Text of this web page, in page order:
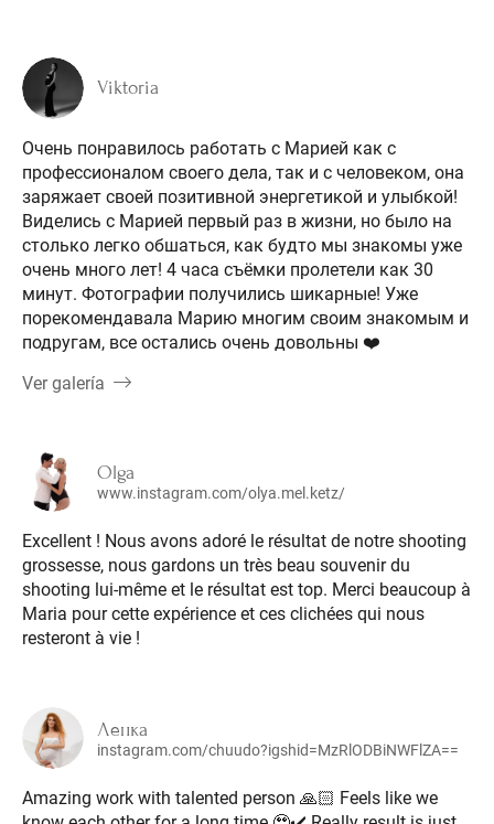
Viktoria
Очень понравилось работать с Марией как с
профессионалом своего дела, так и с человеком, она
заряжает своей позитивной энергетикой и улыбкой!
Виделись с Марией первый раз в жизни, но было на
столько легко обшаться, как будто мы знакомы уже
очень много лет! 4 часа съёмки пролетели как 30
минут. Фотографии получились шикарные! Уже
порекомендавала Марию многим своим знакомым и
подругам, все остались очень довольны ❤️
Ver galería
Olga
www.instagram.com/olya.mel.ketz/
Excellent ! Nous avons adoré le résultat de notre shooting
grossesse, nous gardons un très beau souvenir du
shooting lui-même et le résultat est top. Merci beaucoup à
Maria pour cette expérience et ces clichées qui nous
resteront à vie !
Ленка
instagram.com/chuudo?igshid=MzRlODBiNWFlZA==
Amazing work with talented person 🙏🏻 Feels like we